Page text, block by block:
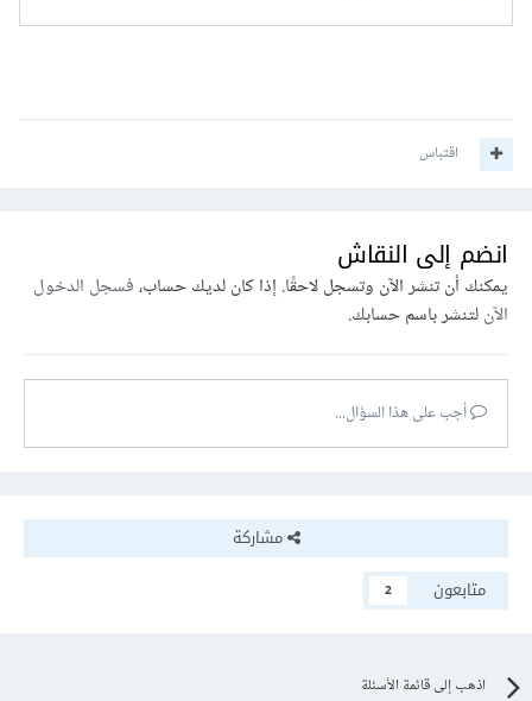
اقتباس
انضم إلى النقاش
يمكنك أن تنشر الآن وتسجل لاحقًا. إذا كان لديك حساب،فسجل الدخول
الآنلتنشر باسم حسابك.
أجب على هذا السؤال...
مشاركة
متابعون
2
اذهب إلى قائمة الأسئلة